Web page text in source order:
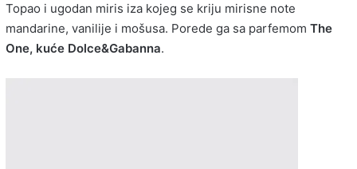
Topao i ugodan miris iza kojeg se kriju mirisne note
mandarine, vanilije i mošusa. Porede ga sa parfemom The
One, kuće Dolce&Gabanna.